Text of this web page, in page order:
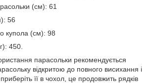
(см): 61
56
купола (см): 98
450.
парасольки рекомендується
відкритою до повного висихання і
приберіть її в чохол, це продовжить рядків